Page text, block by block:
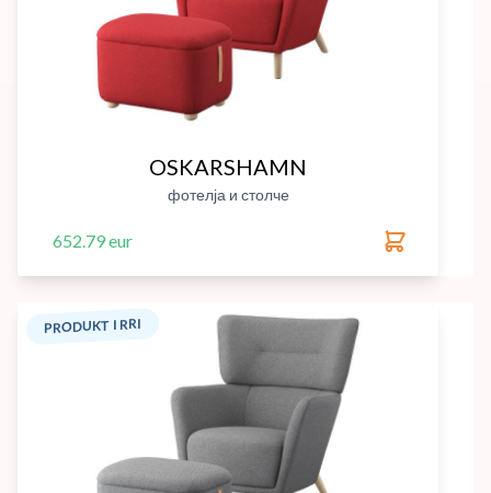
OSKARSHAMN
фотелја и столче
652.79 eur
PRODUKT I RRI